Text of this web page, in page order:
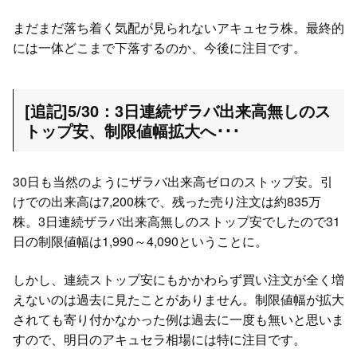
まだまだ落ち着く気配が見られないアキュセラ株。最終的
には一体どこまで下落するのか、今後に注目です。
[追記]5/30：3日連続ザラバ出来高無しのス
トップ安、制限値幅拡大へ･･･
30日も当然のようにザラバ出来高ゼロのストップ安。引
けでの出来高は7,200株で、残った売り注文は約835万
株。3日連続ザラバ出来高無しのストップ安でしたので31
日の制限値幅は1,990～4,090ということに。
しかし、連続ストップ安にもかかわらず買い注文が全く増
えないのは過去に見たことがありません。制限値幅が拡大
されても寄り付かなかった例は過去に一度も無いと思いま
すので、明日のアキュセラ相場には特に注目です。